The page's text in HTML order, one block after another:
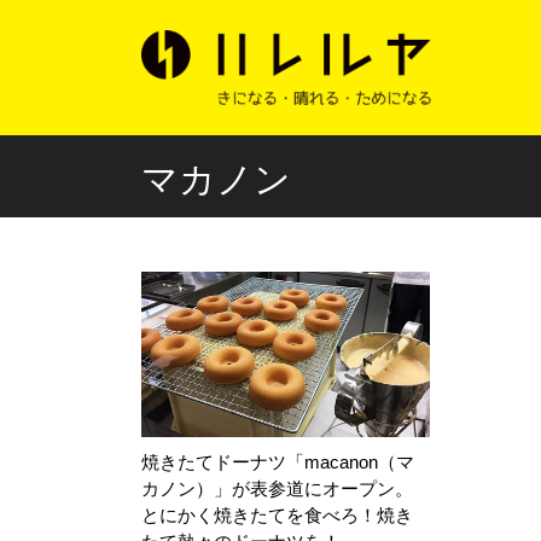
マカノン
焼きたてドーナツ「macanon（マ
カノン）」が表参道にオープン。
とにかく焼きたてを食べろ！焼き